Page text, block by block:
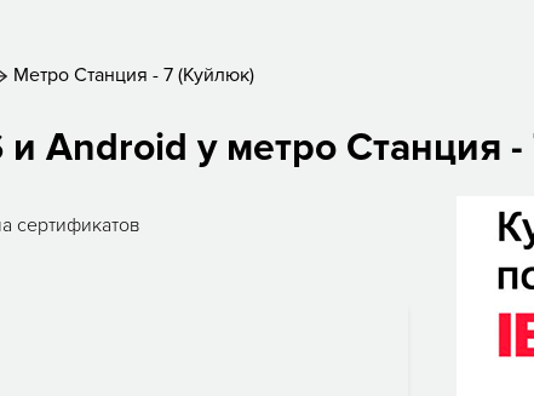
Метро Станция - 7 (Куйлюк)
Android у метро Станция
сертификатов